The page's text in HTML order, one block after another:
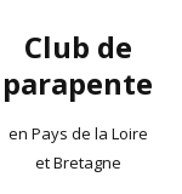
Club de
parapente
en Pays de la Loire
et Bretagne